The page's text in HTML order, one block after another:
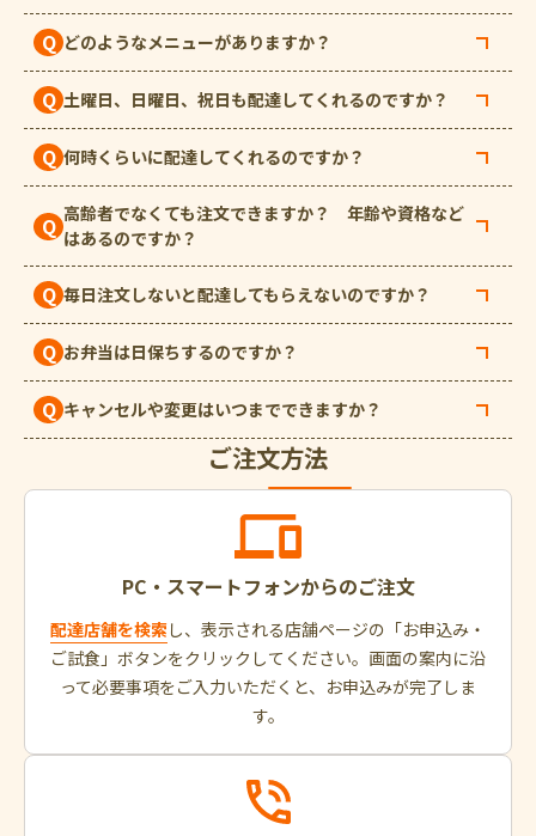
Q どのようなメニューがありますか？
Q 土曜日、日曜日、祝日も配達してくれるのですか？
Q 何時くらいに配達してくれるのですか？
Q 高齢者でなくても注文できますか？ 年齢や資格など
はあるのですか？
Q 毎日注文しないと配達してもらえないのですか？
Q お弁当は日保ちするのですか？
Q キャンセルや変更はいつまでできますか？
ご注文方法
PC・スマートフォンからのご注文
配達店舗を検索し、表示される店舗ページの「お申込み・
ご試食」ボタンをクリックしてください。画面の案内に沿
って必要事項をご入力いただくと、お申込みが完了しま
す。